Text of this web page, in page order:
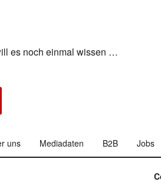
es noch einmal wissen …
uns Mediadaten B2B Jobs